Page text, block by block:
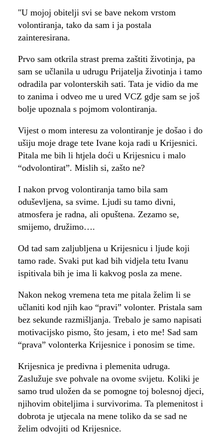
"U mojoj obitelji svi se bave nekom vrstom
volontiranja, tako da sam i ja postala
zainteresirana.
Prvo sam otkrila strast prema zaštiti životinja, pa
sam se učlanila u udrugu Prijatelja životinja i tamo
odradila par volonterskih sati. Tata je vidio da me
to zanima i odveo me u ured VCZ gdje sam se još
bolje upoznala s pojmom volontiranja.
Vijest o mom interesu za volontiranje je došao i do
ušiju moje drage tete Ivane koja radi u Krijesnici.
Pitala me bih li htjela doći u Krijesnicu i malo
“odvolontirat”. Mislih si, zašto ne?
I nakon prvog volontiranja tamo bila sam
oduševljena, sa svime. Ljudi su tamo divni,
atmosfera je radna, ali opuštena. Zezamo se,
smijemo, družimo….
Od tad sam zaljubljena u Krijesnicu i ljude koji
tamo rade. Svaki put kad bih vidjela tetu Ivanu
ispitivala bih je ima li kakvog posla za mene.
Nakon nekog vremena teta me pitala želim li se
učlaniti kod njih kao “pravi” volonter. Pristala sam
bez sekunde razmišljanja. Trebalo je samo napisati
motivacijsko pismo, što jesam, i eto me! Sad sam
“prava” volonterka Krijesnice i ponosim se time.
Krijesnica je predivna i plemenita udruga.
Zaslužuje sve pohvale na ovome svijetu. Koliki je
samo trud uložen da se pomogne toj bolesnoj djeci,
njihovim obiteljima i survivorima. Ta plemenitost i
dobrota je utjecala na mene toliko da se sad ne
želim odvojiti od Krijesnice.